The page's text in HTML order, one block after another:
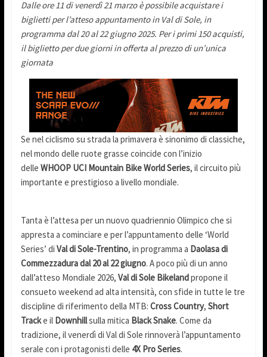
Dalle ore 11 di venerdì 21 marzo è possibile acquistare i
biglietti per l’atteso appuntamento in Val di Sole, in
programma dal 20 al 22 giugno 2025. Per i primi 150 acquisti,
il biglietto per due giorni in offerta al prezzo di un’unica
giornata
Se nel ciclismo su strada la primavera è sinonimo di classiche,
nel mondo delle ruote grasse coincide con l’inizio
delle WHOOP UCI Mountain Bike World Series, il circuito più
importante e prestigioso a livello mondiale.
Tanta è l’attesa per un nuovo quadriennio Olimpico che si
appresta a cominciare e per l’appuntamento delle ‘World
Series’ di Val di Sole-Trentino, in programma a Daolasa di
Commezzadura dal 20 al 22 giugno. A poco più di un anno
dall’atteso Mondiale 2026, Val di Sole Bikelandpropone il
consueto weekend ad alta intensità, con sfide in tutte le tre
discipline di riferimento della MTB: Cross Country, Short
Tracke il Downhillsulla mitica Black Snake. Come da
tradizione, il venerdì di Val di Sole rinnoverà l’appuntamento
serale con i protagonisti delle 4X Pro Series.